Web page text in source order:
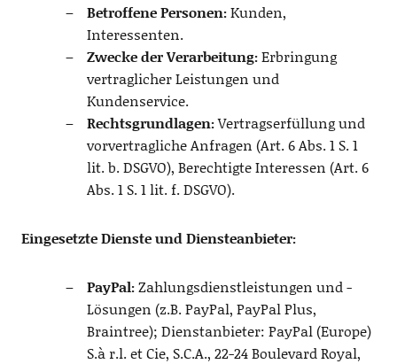
Betroffene Personen:Kunden,
Interessenten.
Zwecke der Verarbeitung:Erbringung
vertraglicher Leistungen und
Kundenservice.
Rechtsgrundlagen:Vertragserfüllung und
vorvertragliche Anfragen (Art. 6 Abs. 1 S. 1
lit. b. DSGVO), Berechtigte Interessen (Art. 6
Abs. 1 S. 1 lit. f. DSGVO).
Eingesetzte Dienste und Diensteanbieter:
PayPal:Zahlungsdienstleistungen und -
Lösungen (z.B. PayPal, PayPal Plus,
Braintree); Dienstanbieter: PayPal (Europe)
S.à r.l. et Cie, S.C.A., 22-24 Boulevard Royal,